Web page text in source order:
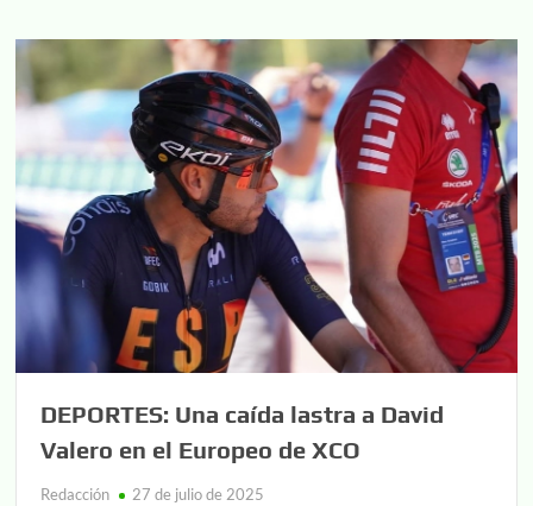
DEPORTES: Una caída lastra a David
Valero en el Europeo de XCO
Redacción 27 de julio de 2025